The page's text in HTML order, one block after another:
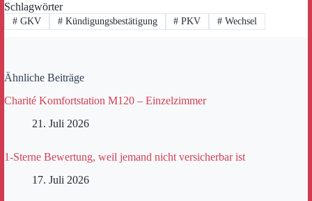
Schlagwörter
#GKV #Kündigungsbestätigung # PKV # Wechsel
Ähnliche Beiträge
Charité Komfortstation M120 – Einzelzimmer
21. Juli 2026
1-Sterne Bewertung, weil jemand nicht versicherbar ist
17. Juli 2026